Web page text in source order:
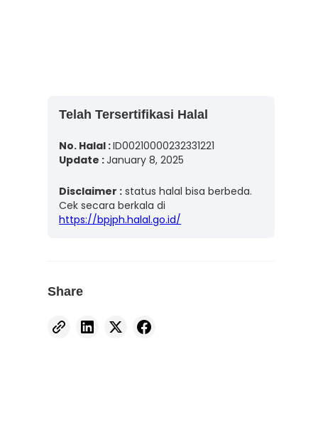
Telah Tersertifikasi Halal
No. Halal :ID00210000232331221
Update :January 8, 2025
Disclaimer : status halal bisa berbeda.
Cek secara berkala di
https://bpjph.halal.go.id/
Share